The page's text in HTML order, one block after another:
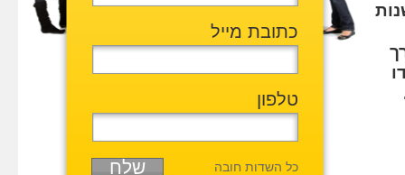
כתובת מייל
טלפון
כל השדות חובה